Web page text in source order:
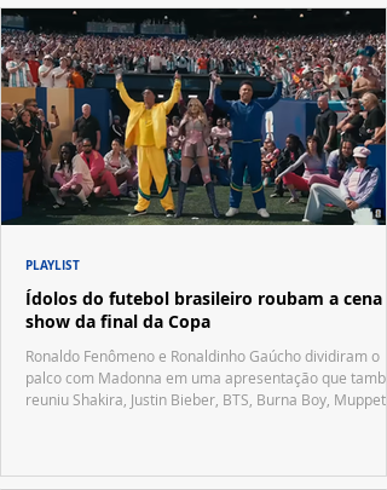
Ídolos do futebol brasileiro roubam a cena
show da final da Copa
Ronaldo Fenômeno e Ronaldinho Gaúcho dividiram o
palco com Madonna em uma apresentação que
reuniu Shakira, Justin Bieber, BTS, Burna Boy, Muppets,
PLAYLIST